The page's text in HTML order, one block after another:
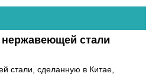
стали
стали, сделанную в Китае,